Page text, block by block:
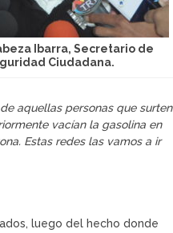
Ibarra, Secretario de
Ciudadana.
aquellas personas que surten
vacían la gasolina en
Estas redes las vamos a ir
luego del hecho donde